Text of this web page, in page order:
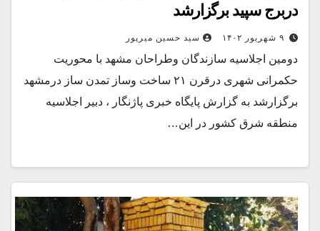
دربرج سپید برگزارشد
۹ شهریور ۱۴۰۲ سید حسین میرپور
دومین اجلاسیه سازندگان وطراحان مشهد با محوریت
حکمرانی شهری درقرن ۲۱ ساخت وساز تمدن ساز درمشهد
برگزارشد به گزارش پایگاه خبری پاژنگار ، دبیر اجلاسیه
منطقه شرق کشور در این…